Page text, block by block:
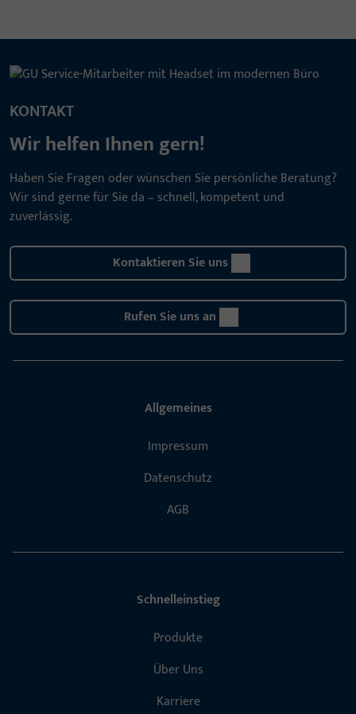
KONTAKT
Wir helfen Ihnen gern!
Haben Sie Fragen oder wünschen Sie persönliche Beratung?
Wir sind gerne für Sie da – schnell, kompetent und
zuverlässig.
Kontaktieren Sie uns
Rufen Sie uns an
Allgemeines
Impressum
Datenschutz
AGB
Schnelleinstieg
Produkte
Über Uns
Karriere